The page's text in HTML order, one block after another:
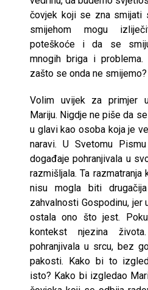
čovjek koji se zna smijati
smijehom mogu
poteškoće i da se
mnogih briga i
zašto se onda ne smijemo?
Volim uvijek za primjer
Mariju. Nigdje ne piše da
u glavi kao osoba koja je
naravi. U Svetomu
događaje pohranjivala u
razmišljala. Ta razmatranja
nisu mogla biti
zahvalnosti Gospodinu,
ostala ono što jest.
kontekst njezina
pohranjivala u srcu, bez
pakosti. Kako bi to
isto? Kako bi izgledao